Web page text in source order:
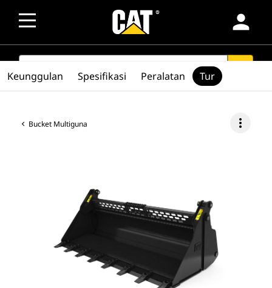
person
SEARCH
Bucket Multiguna more_vert
Keunggulan Spesifikasi Peralatan Tur